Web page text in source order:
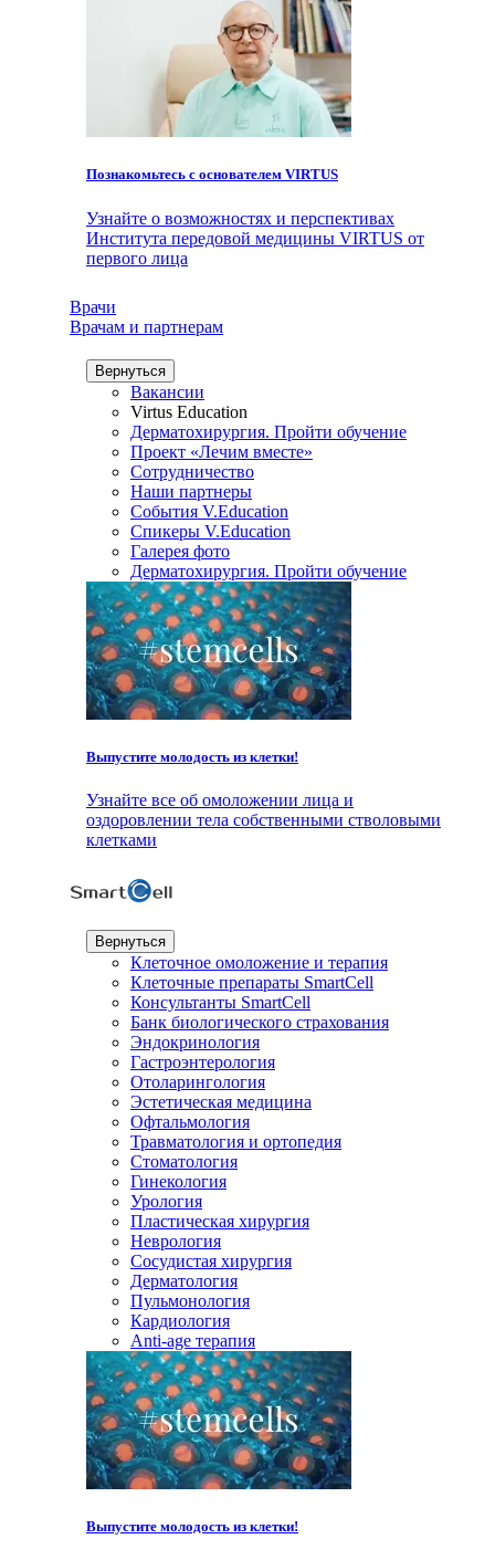
Познакомьтесь с основателем VIRTUS
Узнайте о возможностях и перспективах
Института передовой медицины VIRTUS от
первого лица
Врачи
Врачам и партнерам
Вернуться
Вакансии
Virtus Education
Дерматохирургия. Пройти обучение
Проект «Лечим вместе»
Сотрудничество
Наши партнеры
События V.Education
Спикеры V.Education
Галерея фото
Дерматохирургия. Пройти обучение
Выпустите молодость из клетки!
Узнайте все об омоложении лица и
оздоровлении тела собственными стволовыми
клетками
Вернуться
Клеточное омоложение и терапия
Клеточные препараты SmartCell
Консультанты SmartCell
Банк биологического страхования
Эндокринология
Гастроэнтерология
Отоларингология
Эстетическая медицина
Офтальмология
Травматология и ортопедия
Стоматология
Гинекология
Урология
Пластическая хирургия
Неврология
Сосудистая хирургия
Дерматология
Пульмонология
Кардиология
Anti-age терапия
Выпустите молодость из клетки!